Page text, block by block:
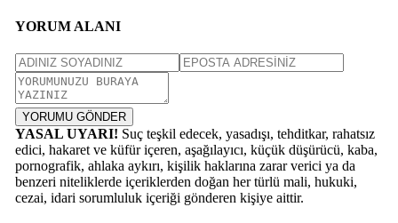
YORUM ALANI
YORUMU GÖNDER
YASAL UYARI! Suç teşkil edecek, yasadışı, tehditkar, rahatsız
edici, hakaret ve küfür içeren, aşağılayıcı, küçük düşürücü, kaba,
pornografik, ahlaka aykırı, kişilik haklarına zarar verici ya da
benzeri niteliklerde içeriklerden doğan her türlü mali, hukuki,
cezai, idari sorumluluk içeriği gönderen kişiye aittir.